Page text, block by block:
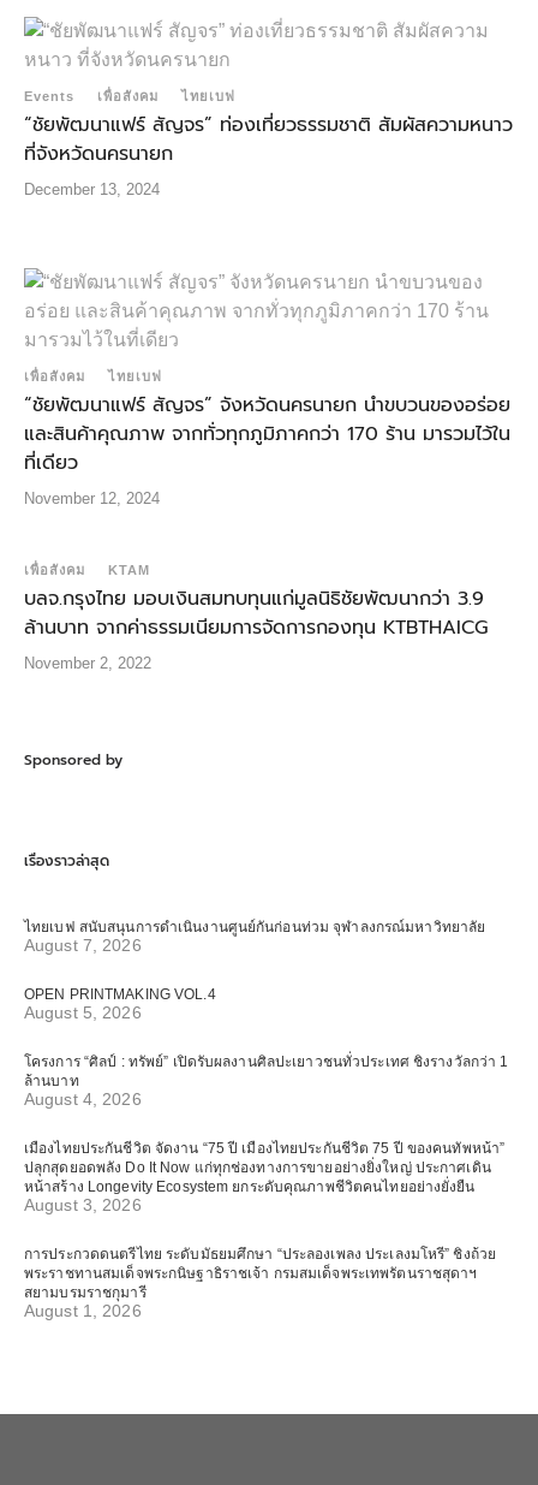
Events เพื่อสังคม ไทยเบฟ
“ชัยพัฒนาแฟร์ สัญจร” ท่องเที่ยวธรรมชาติ สัมผัสความหนาว
ที่จังหวัดนครนายก
December 13, 2024
เพื่อสังคม ไทยเบฟ
“ชัยพัฒนาแฟร์ สัญจร” จังหวัดนครนายก นำขบวนของอร่อย
และสินค้าคุณภาพ จากทั่วทุกภูมิภาคกว่า 170 ร้าน มารวมไว้ใน
ที่เดียว
November 12, 2024
เพื่อสังคม KTAM
บลจ.กรุงไทย มอบเงินสมทบทุนแก่มูลนิธิชัยพัฒนากว่า 3.9
ล้านบาท จากค่าธรรมเนียมการจัดการกองทุน KTBTHAICG
November 2, 2022
Sponsored by
เรื่องราวล่าสุด
ไทยเบฟ สนับสนุนการดำเนินงานศูนย์กันก่อนท่วม จุฬาลงกรณ์มหาวิทยาลัย
August 7, 2026
OPEN PRINTMAKING VOL.4
August 5, 2026
โครงการ “ศิลป์ : ทรัพย์” เปิดรับผลงานศิลปะเยาวชนทั่วประเทศ ชิงรางวัลกว่า 1
ล้านบาท
August 4, 2026
เมืองไทยประกันชีวิต จัดงาน “75 ปี เมืองไทยประกันชีวิต 75 ปี ของคนทัพหน้า”
ปลุกสุดยอดพลัง Do It Now แก่ทุกช่องทางการขายอย่างยิ่งใหญ่ ประกาศเดิน
หน้าสร้าง Longevity Ecosystem ยกระดับคุณภาพชีวิตคนไทยอย่างยั่งยืน
August 3, 2026
การประกวดดนตรีไทย ระดับมัธยมศึกษา “ประลองเพลง ประเลงมโหรี” ชิงถ้วย
พระราชทานสมเด็จพระกนิษฐาธิราชเจ้า กรมสมเด็จพระเทพรัตนราชสุดาฯ
สยามบรมราชกุมารี
August 1, 2026